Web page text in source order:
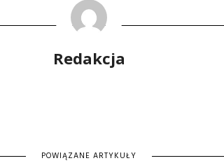
Redakcja
POWIĄZANE ARTYKUŁY